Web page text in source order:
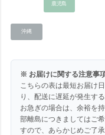
鹿児島
沖縄
※ お届けに関する注意事
こちらの表は最短お届け
り、配送に遅延が発生す
お急ぎの場合は、余裕を
部離島につきましてはご
すので、あらかじめご了承